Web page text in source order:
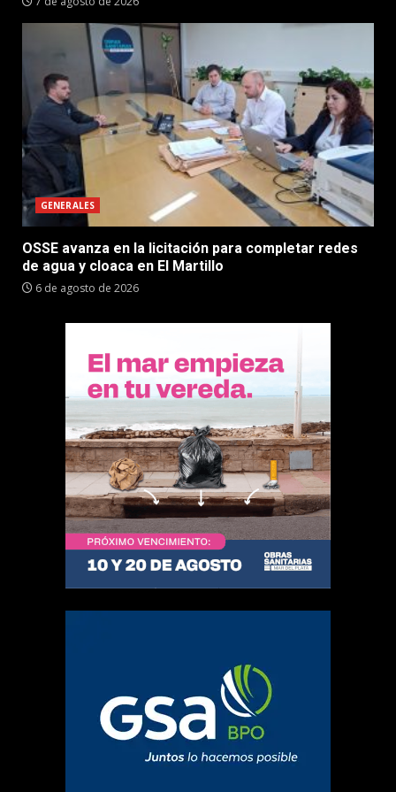
GENERALES
OSSE avanza en la licitación para completar redes
de agua y cloaca en El Martillo
6 de agosto de 2026